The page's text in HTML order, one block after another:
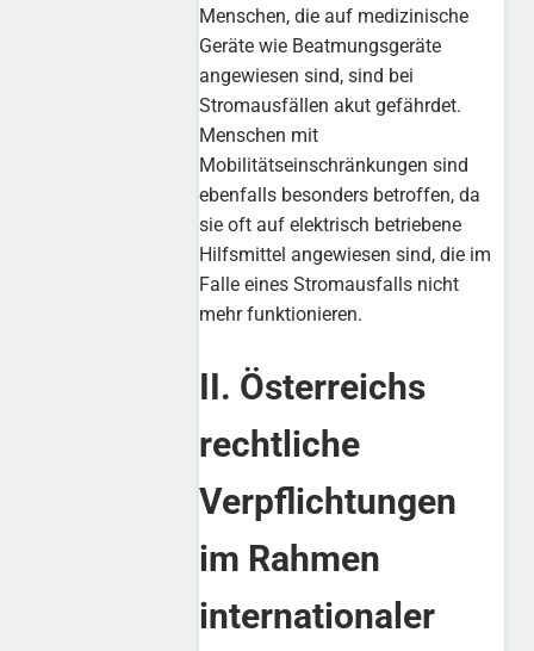
Menschen, die auf medizinische
Geräte wie Beatmungsgeräte
angewiesen sind, sind bei
Stromausfällen akut gefährdet.
Menschen mit
Mobilitätseinschränkungen sind
ebenfalls besonders betroffen, da
sie oft auf elektrisch betriebene
Hilfsmittel angewiesen sind, die im
Falle eines Stromausfalls nicht
mehr funktionieren.
II. Österreichs
rechtliche
Verpflichtungen
im Rahmen
internationaler